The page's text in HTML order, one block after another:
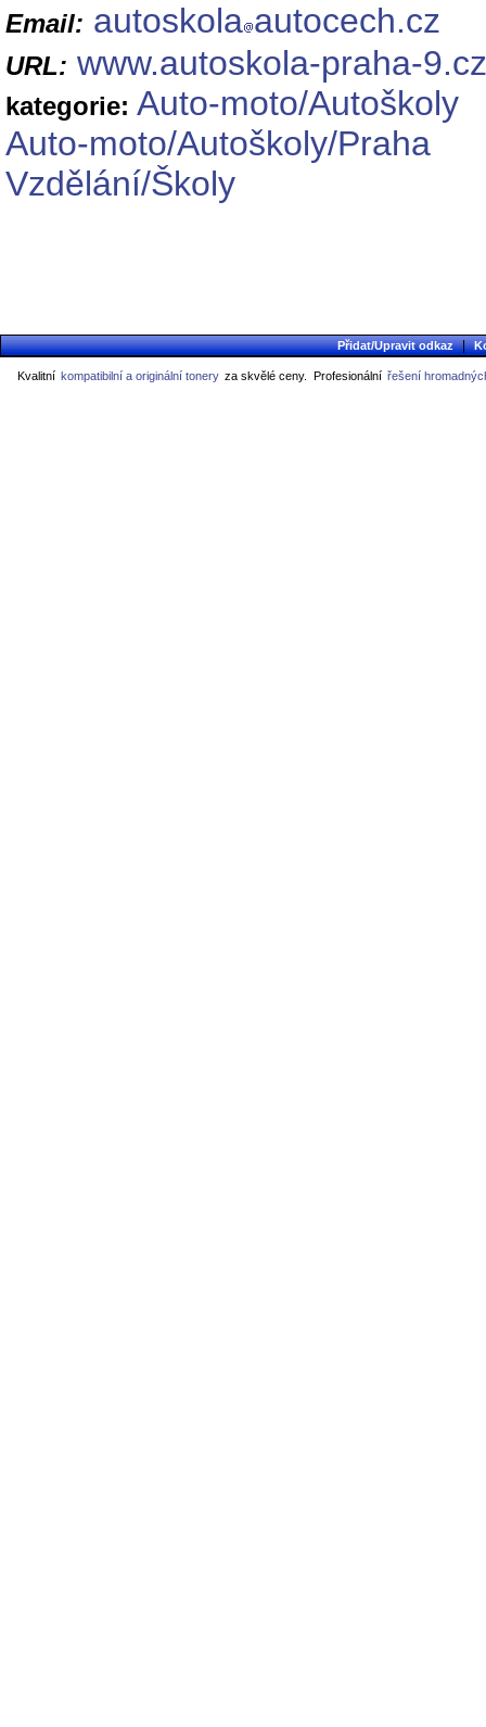
Email: autoskola autocech.cz
URL: www.autoskola-praha-9.cz
kategorie: Auto-moto/Autoškoly
Auto-moto/Autoškoly/Praha
Vzdělání/Školy
Přidat/Upravit odkaz |
Kvalitní kompatibilní a originální tonery za skvělé ceny. Profesionální řešení